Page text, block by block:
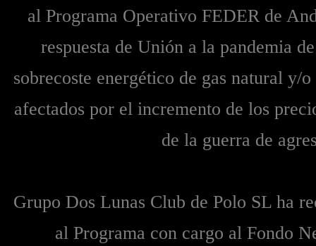
al Programa Operativo FEDER de
respuesta de Unión a la pandemia
sobrecoste energético de gas natural y/
afectados por el incremento de los
de la guerra de
Grupo Dos Lunas Club de Polo SL ha
al Programa con cargo al Fondo